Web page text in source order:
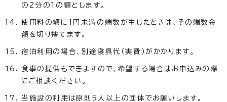
の2分の1の額とします。
使用料の額に1円未満の端数が生じたときは、その端数金
額を切り捨てます。
宿泊利用の場合、別途寝具代（実費）がかかります。
食事の提供もできますので、希望する場合はお申込みの際
にご相談ください。
当施設の利用は原則5人以上の団体でお願いします。